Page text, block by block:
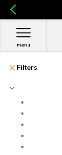
menu
Filters